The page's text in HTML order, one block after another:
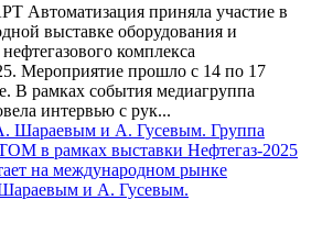
Автоматизация приняла участие в
выставке оборудования и
комплекса
Мероприятие прошло с 14 по 17
В рамках события медиагруппа
интервью с рук...
и А. Гусевым.